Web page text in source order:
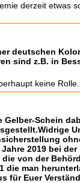
derzeit etwas
deutschen
sind z.B. in
keine Rolle.
Schein
2019 bei
von der
die man
für Euer